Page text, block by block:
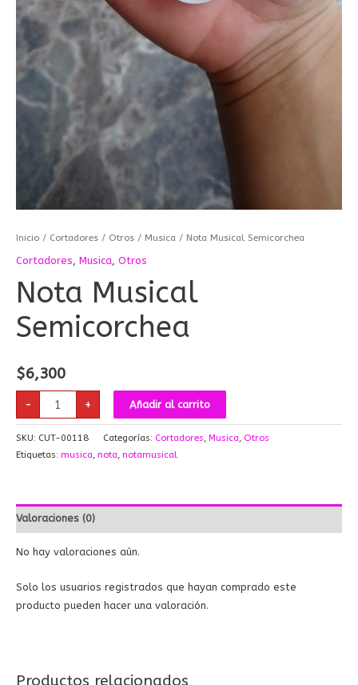
Inicio / Cortadores / Otros / Musica / Nota Musical Semicorchea
Cortadores, Musica, Otros
Nota Musical
Semicorchea
$6,300
- + Añadir al carrito
SKU: CUT-00118 Categorías: Cortadores Musica Otros
Etiquetas: musica nota notamusical
Valoraciones (0)
No hay valoraciones aún.
Solo los usuarios registrados que hayan comprado este
producto pueden hacer una valoración.
Productos relacionados